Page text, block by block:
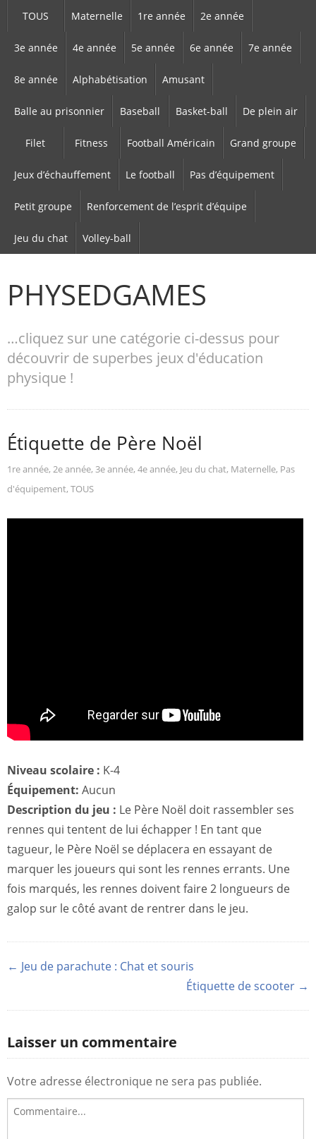
TOUS Maternelle 1re année 2e année
3e année 4e année 5e année 6e année 7e année
8e année Alphabétisation Amusant
Balle au prisonnier Baseball Basket-ball De plein air
Filet Fitness Football Américain Grand groupe
Jeux d’échauffement Le football Pas d’équipement
Petit groupe Renforcement de l’esprit d’équipe
Jeu du chat Volley-ball
PHYSEDGAMES
…cliquez sur une catégorie ci-dessus pour
découvrir de superbes jeux d'éducation
physique !
Étiquette de Père Noël
1re année, 2e année, 3e année, 4e année, Jeu du chat, Maternelle, Pas
d'équipement, TOUS
Niveau scolaire : K-4
Équipement: Aucun
Description du jeu : Le Père Noël doit rassembler ses
rennes qui tentent de lui échapper ! En tant que
tagueur, le Père Noël se déplacera en essayant de
marquer les joueurs qui sont les rennes errants. Une
fois marqués, les rennes doivent faire 2 longueurs de
galop sur le côté avant de rentrer dans le jeu.
← Jeu de parachute : Chat et souris
Étiquette de scooter →
Laisser un commentaire
Votre adresse électronique ne sera pas publiée.